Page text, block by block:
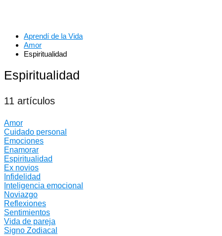
Aprendí de la Vida
Amor
Espiritualidad
Espiritualidad
11 artículos
Amor
Cuidado personal
Emociones
Enamorar
Espiritualidad
Ex novios
Infidelidad
Inteligencia emocional
Noviazgo
Reflexiones
Sentimientos
Vida de pareja
Signo Zodiacal